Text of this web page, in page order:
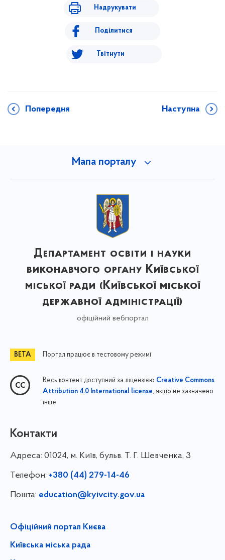
Надрукувати
Поділитися
Твітнути
Попередня Наступна
Мапа порталу
Департамент освіти і науки
виконавчого органу Київської
міської ради (Київської міської
державної адміністрації)
офіційний вебпортал
Портал працює в тестовому режимі
Весь контент доступний за ліцензією Creative Commons
Attribution 4.0 International license, якщо не зазначено
інше
Контакти
Адреса: 01024, м. Київ, бульв. Т. Г. Шевченка, 3
Телефон: +380 (44) 279-14-46
Пошта: education@kyivcity.gov.ua
Офіційний портал Києва
Київська міська рада